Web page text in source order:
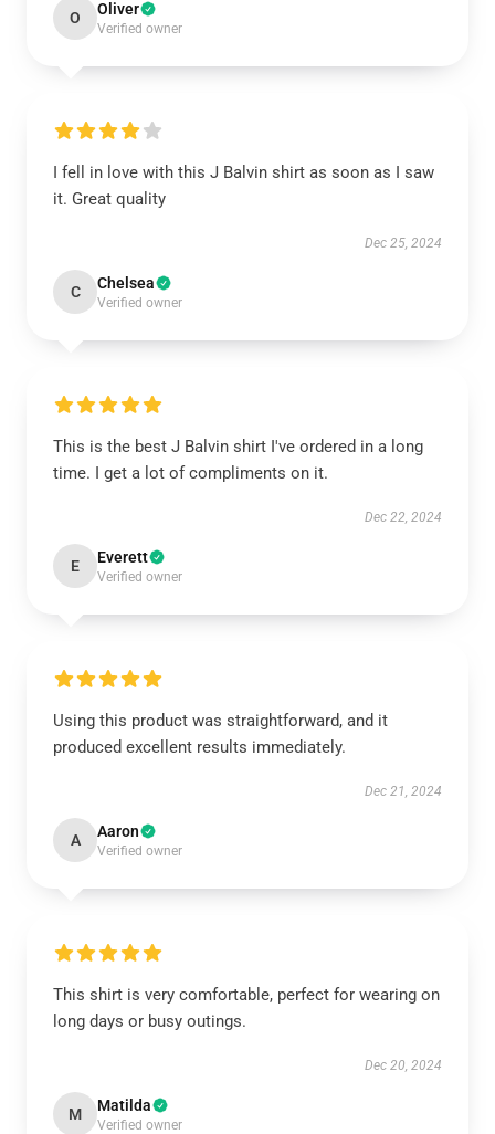
O Oliver
Verified owner
I fell in love with this J Balvin shirt as soon as I saw
it. Great quality
Dec 25, 2024
C Chelsea
Verified owner
This is the best J Balvin shirt I've ordered in a long
time. I get a lot of compliments on it.
Dec 22, 2024
E Everett
Verified owner
Using this product was straightforward, and it
produced excellent results immediately.
Dec 21, 2024
A Aaron
Verified owner
This shirt is very comfortable, perfect for wearing on
long days or busy outings.
Dec 20, 2024
M Matilda
Verified owner